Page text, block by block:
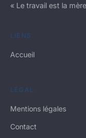
« Le travail est la
LIENS
Accueil
LÉGAL
Mentions légales
Contact